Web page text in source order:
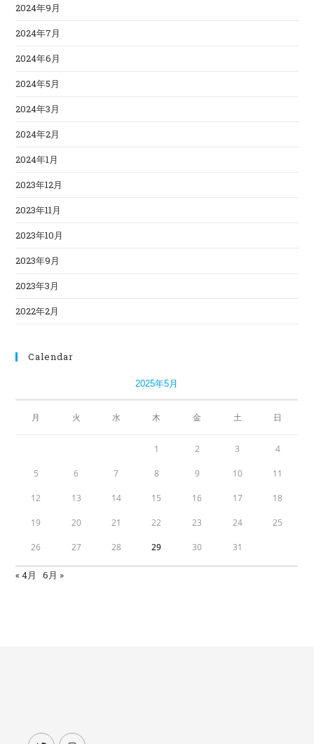
2024年9月
2024年7月
2024年6月
2024年5月
2024年3月
2024年2月
2024年1月
2023年12月
2023年11月
2023年10月
2023年9月
2023年3月
2022年2月
Calendar
2025年5月
月 火 水 木 金 土 日
1 2 3 4
5 6 7 8 9 10 11
12 13 14 15 16 17 18
19 20 21 22 23 24 25
26 27 28 29 30 31
« 4月 6月 »